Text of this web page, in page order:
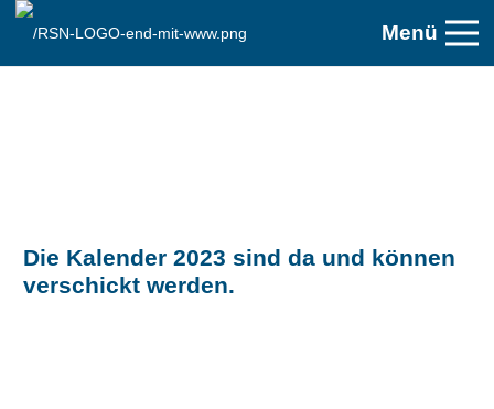
Menü
Die Kalender 2023 sind da und können
verschickt werden.